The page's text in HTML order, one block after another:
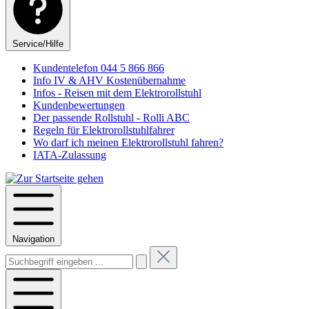
Service/Hilfe
Kundentelefon 044 5 866 866
Info IV & AHV Kostenübernahme
Infos - Reisen mit dem Elektrorollstuhl
Kundenbewertungen
Der passende Rollstuhl - Rolli ABC
Regeln für Elektrorollstuhlfahrer
Wo darf ich meinen Elektrorollstuhl fahren?
IATA-Zulassung
Navigation